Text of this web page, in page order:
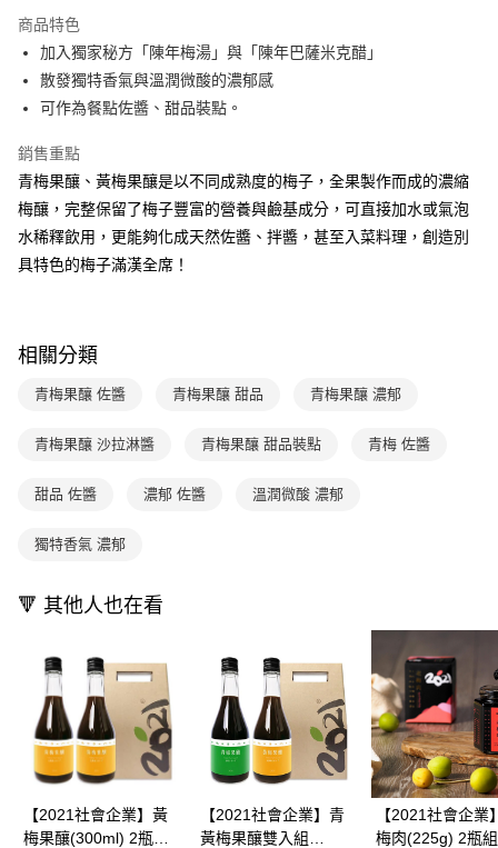
大哥付你分期
相關說明
【大哥付你分期使用說明】
1.本服務由台灣大哥大提供，台灣大哥大用戶可立即使用無須另外申請。
流程，驗證手機門號後，選擇欲分期的期數、繳款截止日，確認付款後即完
成交易。
3.實際核准額度、可分期數及費用金額請依後續交易確認頁面所載為準。
4.訂單成立30分鐘內，如未前往確認交易或遇審核未通過，訂單將自動取
消。如遇「轉專審核」未通過狀況，表示未達大哥付你分期系統評分，恕無
法說明評估內容。
帳／街口支付／iPASS MONEY」等通路繳費。
【注意事項】
用戶於交易時，得透過本服務購買商品或服務，並由商店將買賣／分期付款
資料（包含姓名、電話或地址）提供予台灣大哥大進項蒐集、處理及利用，
3.完整用戶服務條款，請詳閱以下連結：
AFTEE先享後付
相關說明
AFTEE先享後付是「在收到商品之後才付款」的支付方式。 讓您購物簡單
便利好安心！
１．簡單：不需註冊會員、不需綁卡、不需儲值。
２．便利：只要手機號碼，簡訊認證，即可結帳。
３．安心：先確認商品／服務後，再付款。
結帳頁面，進行簡訊認證並確認金額後，即可完成結帳。
２．訂單成立數日內，您將收到繳費通知簡訊。
３．收到繳費通知簡訊後14天內，點擊此簡訊中的連結，可透過四大超商／
購買商品的店家。未經商家同意取消之訂單仍視為有效，需透過AFTEE先享
※ 交易是否成功請以「AFTEE先享後付 」之結帳頁面顯示為準，若有關於
易，需依本服務之必要範圍內提供個人資料，並將交易相關給付款項請求債
https://aftee.tw/terms/#terms3
３．未成年的使用者請事先徵得法定代理人或監護人之同意方可使用
「AFTEE先享後付」，若未經同意申辦者引起之損失，本公司不負相關責
任。
４．使用「AFTEE先享後付」時，將依據個別帳號之用戶狀況，依本公司即
時審查核予不同之上限額度；若仍有額度不足之情形，本公司將視審查結果
請求用戶進行身份認證。
５．嚴禁一人註冊多個帳號或使用他人資訊註冊。若發現惡意使用之情形，
恩沛科技股份有限公司將有權停止該用戶之使用額度並採取法律行動。
ATM付款
運送方式
國內宅配/郵寄 (不適用離島、海外及郵局i郵箱)
商品特色
加入獨家秘方「陳年梅湯」與「陳年巴薩米克醋」
散發獨特香氣與溫潤微酸的濃郁感
可作為餐點佐醬、甜品裝點。
銷售重點
青梅果釀、黃梅果釀是以不同成熟度的梅子，全果製作而成的濃縮
梅釀，完整保留了梅子豐富的營養與鹼基成分，可直接加水或氣泡
水稀釋飲用，更能夠化成天然佐醬、拌醬，甚至入菜料理，創造別
具特色的梅子滿漢全席！
相關分類
青梅果釀 佐醬 青梅果釀 甜品 青梅果釀 濃郁
青梅果釀 沙拉淋醬 青梅果釀 甜品裝點 青梅 佐醬
甜品 佐醬 濃郁 佐醬 溫潤微酸 濃郁
獨特香氣 濃郁
🔻 其他人也在看
【2021社會企業】黃
梅果釀(300ml) 2瓶組
【2021社會企業】青
黃梅果釀雙入組
【2021社會企業
梅肉(225g) 2瓶